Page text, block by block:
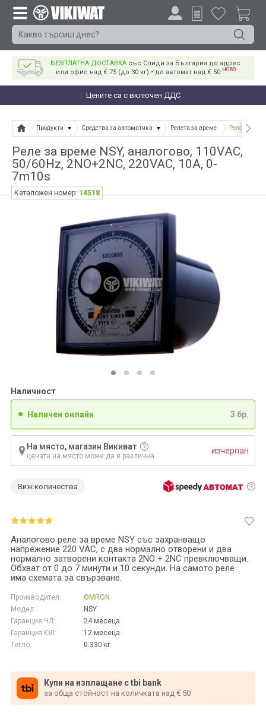
БЕЗПЛАТНА ДОСТАВКА със Спиди за България до адрес
или офис над € 75 (до 30 кг) • до автомат над € 50 НОВО
Цените са с включен ДДС
Продукти Средства за автоматика Релета за време Реле за
Реле за време NSY, аналогово, 110VАC,
50/60Hz, 2NO+2NC, 220VAC, 10A, 0-
7m10s
Аналогово реле за време NSY със захранващо
напрежение 220 VAC, с два нормално отворени и два
нормално затворени контакта 2NO + 2NC превключващи.
Обхват от 0 до 7 минути и 10 секунди. На самото реле
има схемата за свързване.
Производител:
OMRON
Модел:
NSY
Гаранция ЧЛ:
24 месеца
Гаранция ЮЛ:
12 месеца
Тегло:
0.330 кг
Купи на изплащане с tbi bank
за обща стойност на количката над € 50
Наличност
Наличен онлайн 3 бр.
На място, магазин Викиват
цената на място може да е различна
изчерпан
Виж количества
Каталожен номер: 14518